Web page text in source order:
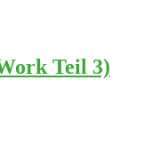
Teil 3)